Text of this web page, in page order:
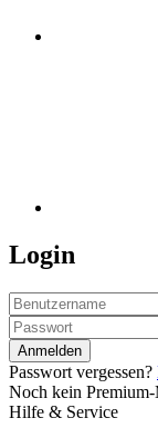
Login
Anmelden
Passwort vergessen?
Noch kein
Hilfe & Service